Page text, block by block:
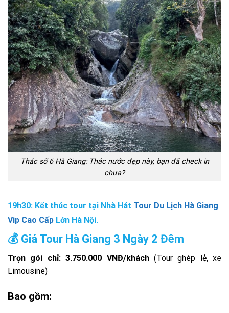
Thác số 6 Hà Giang: Thác nước đẹp này, bạn đã check in
chưa?
19h30: Kết thúc tour tại Nhà Hát Tour Du Lịch Hà Giang
Vip Cao Cấp Lớn Hà Nội.
💰 Giá Tour Hà Giang 3 Ngày 2 Đêm
Trọn gói chỉ: 3.750.000 VNĐ/khách(Tour ghép lẻ, xe
Limousine)
Bao gồm: